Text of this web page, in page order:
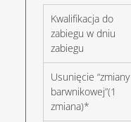
Kwalifikacja do
zabiegu w dniu
zabiegu
Usunięcie “zmiany
barwnikowej”(1
zmiana)*